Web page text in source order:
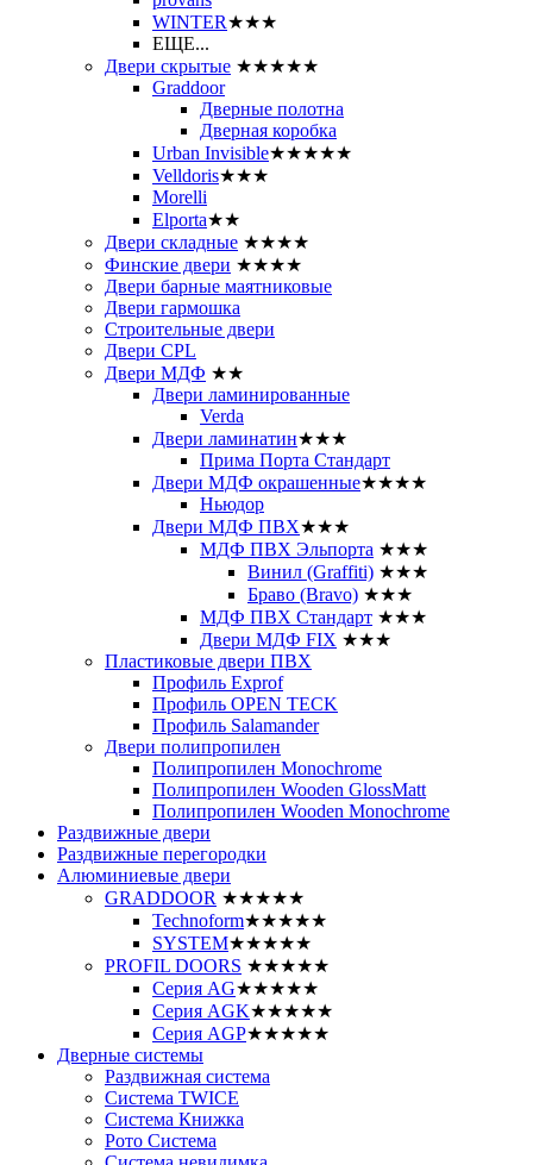
WINTER★★★
ЕЩЕ...
Двери скрытые ★★★★★
Graddoor
Дверные полотна
Дверная коробка
Urban Invisible★★★★★
Velldoris★★★
Morelli
Elporta★★
Двери складные ★★★★
Финские двери ★★★★
Двери барные маятниковые
Двери гармошка
Строительные двери
Двери CРL
Двери МДФ ★★
Двери ламинированные
Verda
Двери ламинатин★★★
Прима Порта Стандарт
Двери МДФ окрашенные★★★★
Ньюдор
Двери МДФ ПВХ★★★
МДФ ПВХ Эльпорта ★★★
Винил (Graffiti) ★★★
Браво (Bravo) ★★★
МДФ ПВХ Стандарт ★★★
Двери МДФ FIX ★★★
Пластиковые двери ПВХ
Профиль Exprof
Профиль OPEN TECK
Профиль Salamander
Двери полипропилен
Полипропилен Monochrome
Полипропилен Wooden GlossMatt
Полипропилен Wooden Monochrome
Раздвижные двери
Раздвижные перегородки
Алюминиевые двери
GRADDOOR ★★★★★
Technoform★★★★★
SYSTEM★★★★★
PROFIL DOORS ★★★★★
Серия AG★★★★★
Серия AGK★★★★★
Серия AGP★★★★★
Дверные системы
Раздвижная система
Система TWICE
Система Книжка
Рото Система